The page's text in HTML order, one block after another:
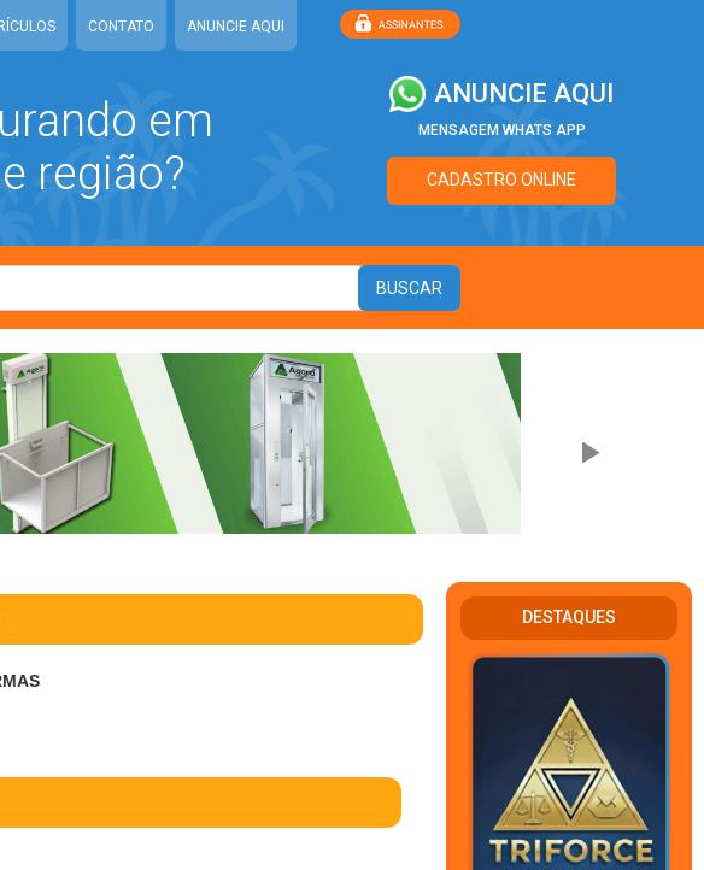
CONTATO ANUNCIE AQUI
em
região?
ANUNCIE AQUI
MENSAGEM WHATS APP
CADASTRO ONLINE
DESTAQUES